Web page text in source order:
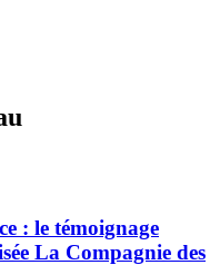
: le témoignage
La Compagnie des